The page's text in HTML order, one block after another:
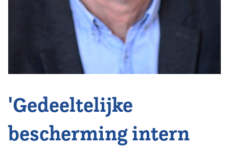
'Gedeeltelijke
bescherming intern